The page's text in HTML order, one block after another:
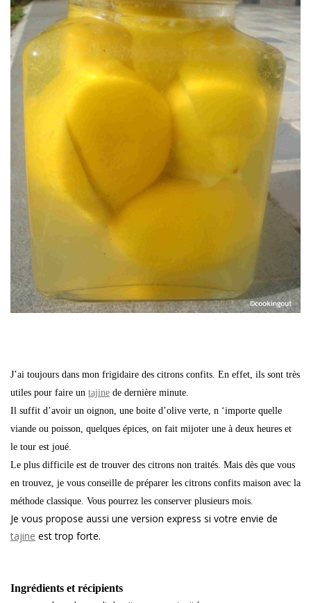
J’ai toujours dans mon frigidaire des citrons confits. En effet, ils sont très
utiles pour faire un tajine de dernière minute.
Il suffit d’avoir un oignon, une boite d’olive verte, n ‘importe quelle
viande ou poisson, quelques épices, on fait mijoter une à deux heures et
le tour est joué.
Le plus difficile est de trouver des citrons non traités. Mais dès que vous
en trouvez, je vous conseille de préparer les citrons confits maison avec la
méthode classique. Vous pourrez les conserver plusieurs mois.
Je vous propose aussi une version express si votre envie de
tajine est trop forte.
Ingrédients et récipients